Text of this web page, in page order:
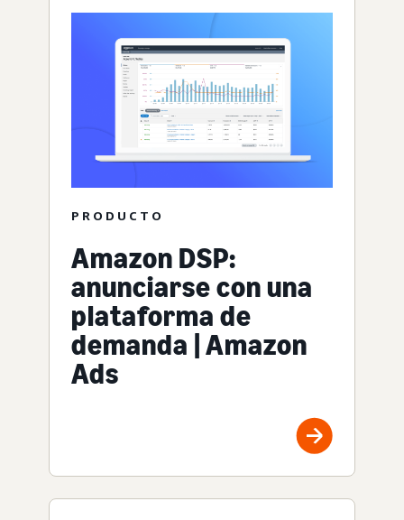
PRODUCTO
Amazon DSP:
anunciarse con una
plataforma de
demanda | Amazon
Ads